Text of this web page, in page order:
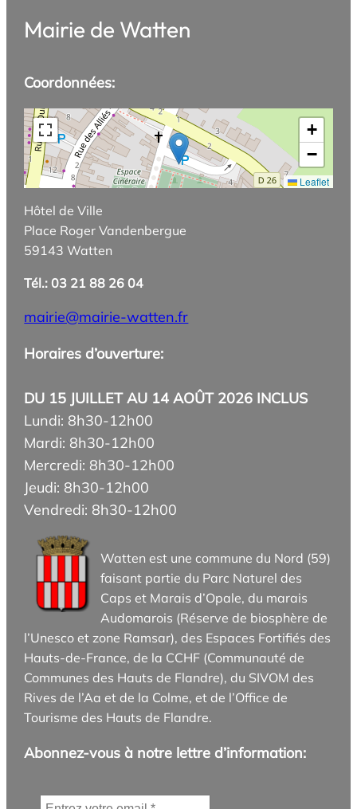
Mairie de Watten
Coordonnées:
+
−
Leaflet
Hôtel de Ville
Place Roger Vandenbergue
59143 Watten
Tél.: 03 21 88 26 04
mairie@mairie-watten.fr
Horaires d’ouverture:
DU 15 JUILLET AU 14 AOÛT 2026 INCLUS
Lundi: 8h30-12h00
Mardi: 8h30-12h00
Mercredi: 8h30-12h00
Jeudi: 8h30-12h00
Vendredi: 8h30-12h00
Watten est une commune du Nord (59)
faisant partie du Parc Naturel des
Caps et Marais d’Opale, du marais
Audomarois (Réserve de biosphère de
l’Unesco et zone Ramsar), des Espaces Fortifiés des
Hauts-de-France, de la CCHF (Communauté de
Communes des Hauts de Flandre), du SIVOM des
Rives de l’Aa et de la Colme, et de l’Office de
Tourisme des Hauts de Flandre.
Abonnez-vous à notre lettre d’information: